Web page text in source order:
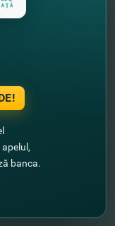
şi optaţi pentru
pentru 3 clienţi
pentru a intra în
de alte persoane,
subdiviziunilor
banca.